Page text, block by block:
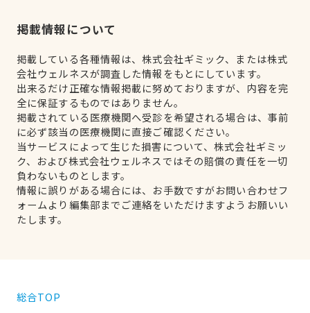
掲載情報について
掲載している各種情報は、株式会社ギミック、または株式
会社ウェルネスが調査した情報をもとにしています。
出来るだけ正確な情報掲載に努めておりますが、内容を完
全に保証するものではありません。
掲載されている医療機関へ受診を希望される場合は、事前
に必ず該当の医療機関に直接ご確認ください。
当サービスによって生じた損害について、株式会社ギミッ
ク、および株式会社ウェルネスではその賠償の責任を一切
負わないものとします。
情報に誤りがある場合には、お手数ですがお問い合わせフ
ォームより編集部までご連絡をいただけますようお願いい
たします。
総合TOP